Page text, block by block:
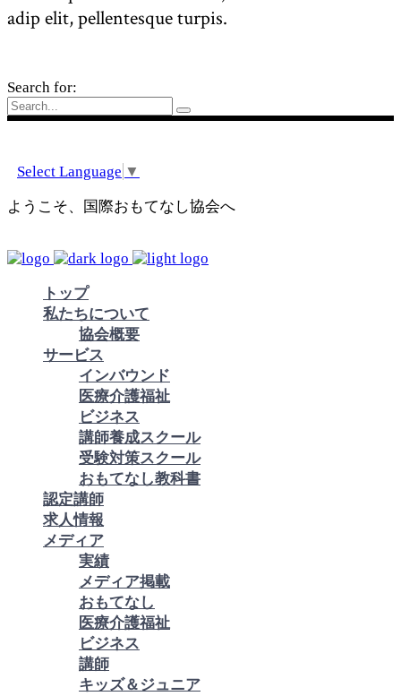
adip elit, pellentesque turpis.
Search for:
Select Language ▼
ようこそ、国際おもてなし協会へ
トップ
私たちについて
協会概要
サービス
インバウンド
医療介護福祉
ビジネス
講師養成スクール
受験対策スクール
おもてなし教科書
認定講師
求人情報
メディア
実績
メディア掲載
おもてなし
医療介護福祉
ビジネス
講師
キッズ＆ジュニア